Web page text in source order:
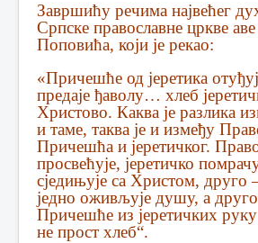
Завршићу речима највећег
Српске православне цркве аве
Поповића, који је рекао:
«Причешће од јеретика
предаје ђаволу… хлеб
Христово. Каква је разлика
и таме, таква је и између
Причешћа и јеретичког.
просвећује, јеретичко
сједињује са Христом, друго
једно оживљује душу, а
Причешће из јеретичких руку
не прост хлеб“.